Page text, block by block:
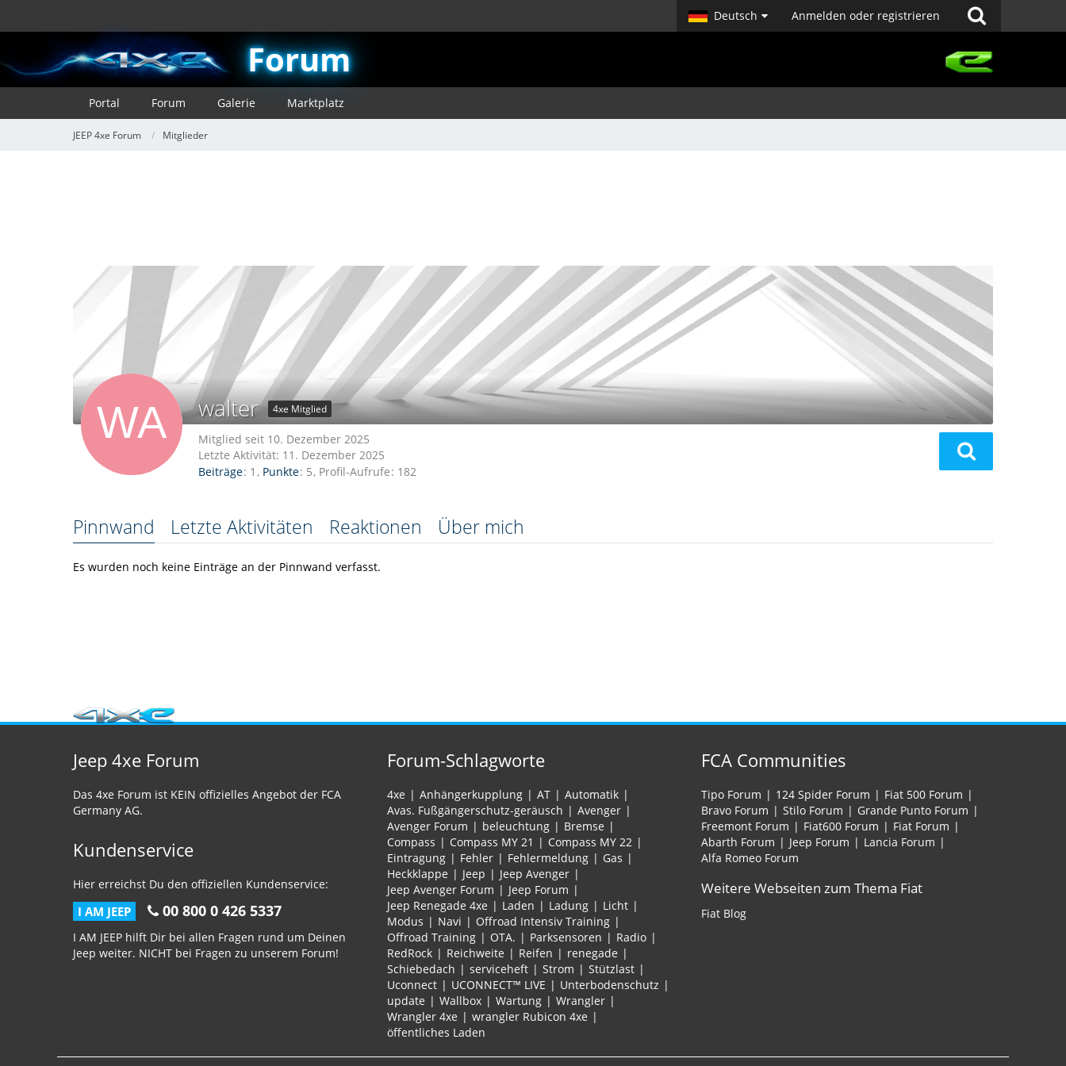
Deutsch Anmelden oder registrieren
Forum
Portal Forum Galerie Marktplatz
JEEP 4xe Forum Mitglieder
walter 4xe Mitglied
Mitglied seit 10. Dezember 2025
Letzte Aktivität: 11. Dezember 2025
Beiträge 1 Punkte 5 Profil-Aufrufe 182
Pinnwand Letzte Aktivitäten Reaktionen Über mich
Es wurden noch keine Einträge an der Pinnwand verfasst.
Jeep 4xe Forum
Das 4xe Forum ist KEIN offizielles Angebot der FCA
Germany AG.
Kundenservice
Hier erreichst Du den offiziellen Kundenservice:
I AM JEEP 00 800 0 426 5337
I AM JEEP hilft Dir bei allen Fragen rund um Deinen
Jeep weiter. NICHT bei Fragen zu unserem Forum!
Forum-Schlagworte
4xe Anhängerkupplung AT
Automatik
Avas. Fußgängerschutz-geräusch
Avenger
Avenger Forum
beleuchtung
Bremse
Compass
Compass MY 21
Compass MY 22
Eintragung
Fehler Fehlermeldung
Gas
Heckklappe
Jeep
Jeep Avenger
Jeep Avenger Forum
Jeep Forum
Jeep Renegade 4xe
Laden Ladung
Licht
Modus
Navi
Offroad Intensiv Training
Offroad Training
OTA. Parksensoren
Radio
RedRock
Reichweite Reifen
renegade
Schiebedach
serviceheft Strom
Stützlast
Uconnect
UCONNECT™ LIVE
Unterbodenschutz
update
Wallbox Wartung
Wrangler
Wrangler 4xe
wrangler Rubicon 4xe
öffentliches Laden
FCA Communities
Tipo Forum 124 Spider Forum
Fiat 500 Forum
Bravo Forum
Stilo Forum
Grande Punto Forum
Freemont Forum
Fiat600 Forum
Fiat Forum
Abarth Forum
Jeep Forum
Lancia Forum
Alfa Romeo Forum
Weitere Webseiten zum Thema Fiat
Fiat Blog